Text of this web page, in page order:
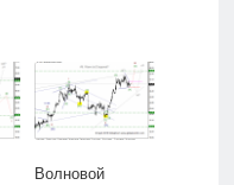
Волновой